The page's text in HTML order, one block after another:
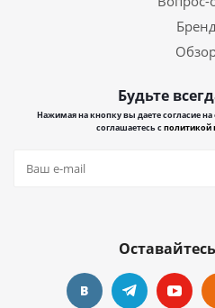
Будьте
Нажимая на кнопку вы даете согласие
соглашаетесь сполитикой